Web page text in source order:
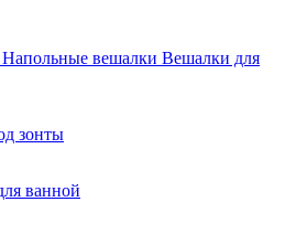
Напольные вешалки Вешалки для
зонты
ванной